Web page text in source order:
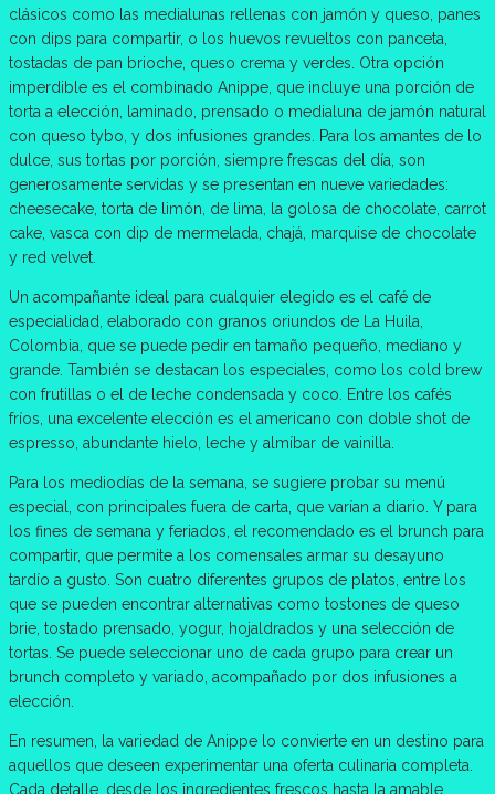
clásicos como las medialunas rellenas con jamón y queso, panes
con dips para compartir, o los huevos revueltos con panceta,
tostadas de pan brioche, queso crema y verdes. Otra opción
imperdible es el combinado Anippe, que incluye una porción de
torta a elección, laminado, prensado o medialuna de jamón natural
con queso tybo, y dos infusiones grandes. Para los amantes de lo
dulce, sus tortas por porción, siempre frescas del día, son
generosamente servidas y se presentan en nueve variedades:
cheesecake, torta de limón, de lima, la golosa de chocolate, carrot
cake, vasca con dip de mermelada, chajá, marquise de chocolate
y red velvet.
Un acompañante ideal para cualquier elegido es el café de
especialidad, elaborado con granos oriundos de La Huila,
Colombia, que se puede pedir en tamaño pequeño, mediano y
grande. También se destacan los especiales, como los cold brew
con frutillas o el de leche condensada y coco. Entre los cafés
fríos, una excelente elección es el americano con doble shot de
espresso, abundante hielo, leche y almíbar de vainilla.
Para los mediodías de la semana, se sugiere probar su menú
especial, con principales fuera de carta, que varían a diario. Y para
los fines de semana y feriados, el recomendado es el brunch para
compartir, que permite a los comensales armar su desayuno
tardío a gusto. Son cuatro diferentes grupos de platos, entre los
que se pueden encontrar alternativas como tostones de queso
brie, tostado prensado, yogur, hojaldrados y una selección de
tortas. Se puede seleccionar uno de cada grupo para crear un
brunch completo y variado, acompañado por dos infusiones a
elección.
En resumen, la variedad de Anippe lo convierte en un destino para
aquellos que deseen experimentar una oferta culinaria completa.
Cada detalle, desde los ingredientes frescos hasta la amable